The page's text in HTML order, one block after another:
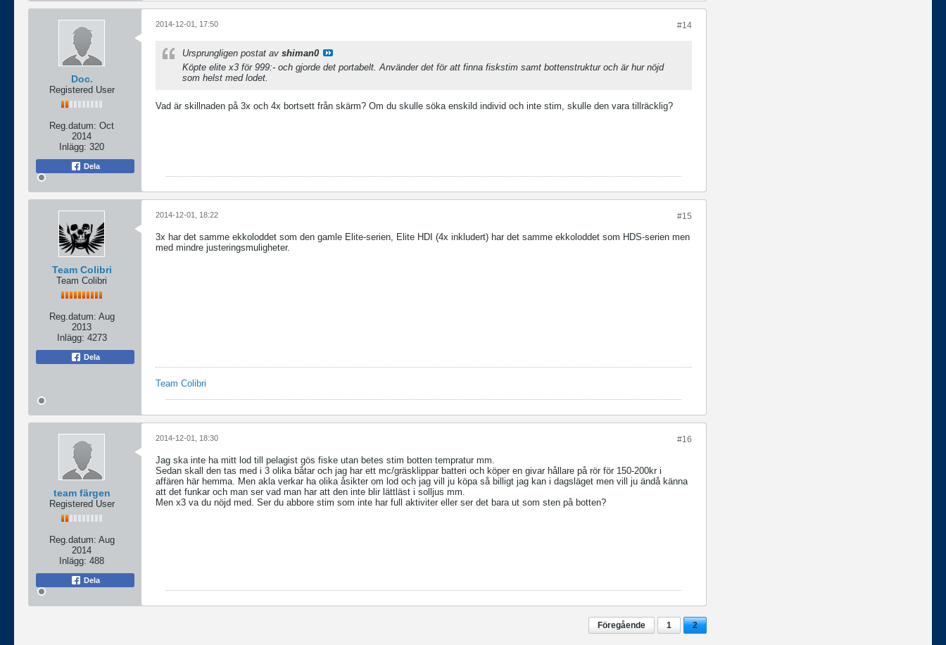
Doc.
Registered User
Reg.datum: Oct
2014
Inlägg: 320
Dela
#14
2014-12-01, 17:50
Ursprungligen postat av shiman0
Köpte elite x3 för 999:- och gjorde det portabelt. Använder det för att finna fiskstim samt bottenstruktur och är hur nöjd
som helst med lodet.
Vad är skillnaden på 3x och 4x bortsett från skärm? Om du skulle söka enskild individ och inte stim, skulle den vara tillräcklig?
Team Colibri
Team Colibri
Reg.datum: Aug
2013
Inlägg: 4273
Dela
#15
2014-12-01, 18:22
3x har det samme ekkoloddet som den gamle Elite-serien, Elite HDI (4x inkludert) har det samme ekkoloddet som HDS-serien men
med mindre justeringsmuligheter.
Team Colibri
team färgen
Registered User
Reg.datum: Aug
2014
Inlägg: 488
Dela
#16
2014-12-01, 18:30
Jag ska inte ha mitt lod till pelagist gös fiske utan betes stim botten tempratur mm.
Sedan skall den tas med i 3 olika båtar och jag har ett mc/gräsklippar batteri och köper en givar hållare på rör för 150-200kr i
affären här hemma. Men akla verkar ha olika åsikter om lod och jag vill ju köpa så billigt jag kan i dagsläget men vill ju ändå känna
att det funkar och man ser vad man har att den inte blir lättläst i solljus mm.
Men x3 va du nöjd med. Ser du abbore stim som inte har full aktiviter eller ser det bara ut som sten på botten?
Föregående 1 2